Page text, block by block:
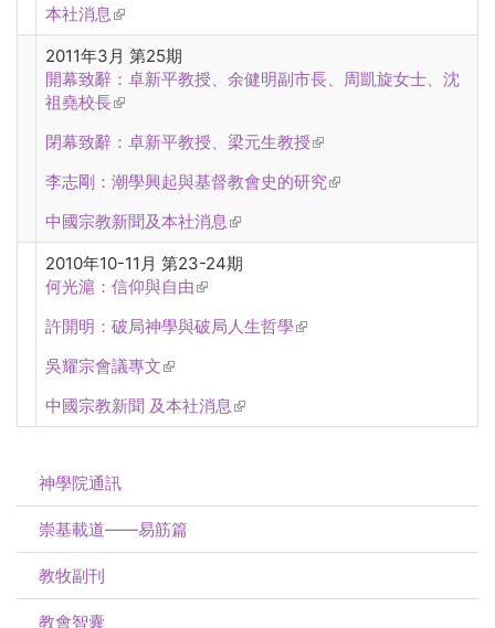
本社消息(link is external)
2011年3月 第25期
開幕致辭：卓新平教授、余健明副市長、周凱旋女士、沈
祖堯校長(link is external)
閉幕致辭：卓新平教授、梁元生教授(link is external)
李志剛：潮學興起與基督教會史的研究(link is external)
中國宗教新聞及本社消息(link is external)
2010年10-11月 第23-24期
何光滬：信仰與自由(link is external)
許開明：破局神學與破局人生哲學(link is external)
吳耀宗會議專文(link is external)
中國宗教新聞 及本社消息(link is external)
神學院通訊
崇基載道——易筋篇
教牧副刊
教會智囊